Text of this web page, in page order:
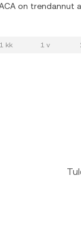
on trendannut
1 kk 1 v